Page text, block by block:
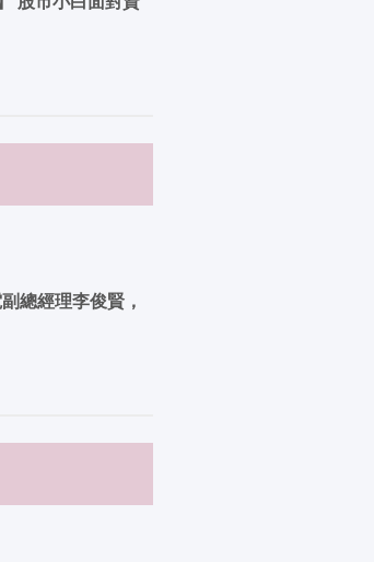
總經理李俊賢，